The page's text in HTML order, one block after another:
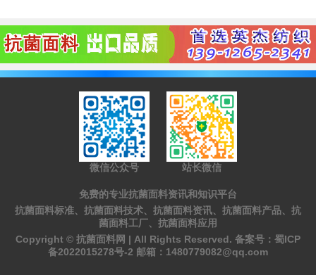
微信公众号 站长微信
免费的专业抗菌面料资讯和知识平台
抗菌面料标准、抗菌面料技术、抗菌面料资讯、抗菌面料产品、抗
菌面料工厂、抗菌面料应用
Copyright © 抗菌面料网 | All Rights Reserved. 备案号： 蜀ICP
备2022015278号-2 邮箱： 1480779082@qq.com